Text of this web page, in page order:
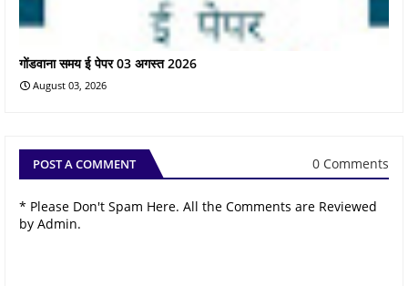
गोंडवाना समय ई पेपर 03 अगस्त 2026
August 03, 2026
POST A COMMENT 0 Comments
* Please Don't Spam Here. All the Comments are Reviewed
by Admin.